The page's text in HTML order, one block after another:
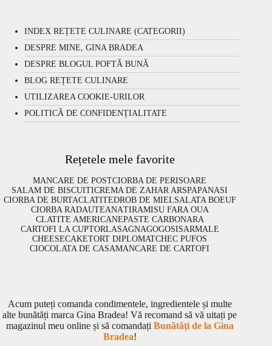
INDEX REȚETE CULINARE (CATEGORII)
DESPRE MINE, GINA BRADEA
DESPRE BLOGUL POFTĂ BUNĂ
BLOG REȚETE CULINARE
UTILIZAREA COOKIE-URILOR
POLITICĂ DE CONFIDENȚIALITATE
Rețetele mele favorite
MANCARE DE POSTCIORBA DE PERISOARE
SALAM DE BISCUITICREMA DE ZAHAR ARSPAPANASI
CIORBA DE BURTACLATITEDROB DE MIELSALATA BOEUF
CIORBA RADAUTEANATIRAMISU FARA OUA
CLATITE AMERICANEPASTE CARBONARA
CARTOFI LA CUPTORLASAGNAGOGOSISARMALE
CHEESECAKETORT DIPLOMATCHEC PUFOS
CIOCOLATA DE CASAMANCARE DE CARTOFI
Acum puteți comanda condimentele, ingredientele și multe
alte bunătăți marca Gina Bradea! Vă recomand să vă uitați pe
magazinul meu online și să comandați Bunătăți de la Gina
Bradea!